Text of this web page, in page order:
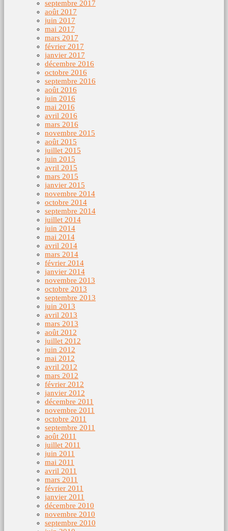
septembre 2017
août 2017
juin 2017
mai 2017
mars 2017
février 2017
janvier 2017
décembre 2016
octobre 2016
septembre 2016
août 2016
juin 2016
mai 2016
avril 2016
mars 2016
novembre 2015
août 2015
juillet 2015
juin 2015
avril 2015
mars 2015
janvier 2015
novembre 2014
octobre 2014
septembre 2014
juillet 2014
juin 2014
mai 2014
avril 2014
mars 2014
février 2014
janvier 2014
novembre 2013
octobre 2013
septembre 2013
juin 2013
avril 2013
mars 2013
août 2012
juillet 2012
juin 2012
mai 2012
avril 2012
mars 2012
février 2012
janvier 2012
décembre 2011
novembre 2011
octobre 2011
septembre 2011
août 2011
juillet 2011
juin 2011
mai 2011
avril 2011
mars 2011
février 2011
janvier 2011
décembre 2010
novembre 2010
septembre 2010